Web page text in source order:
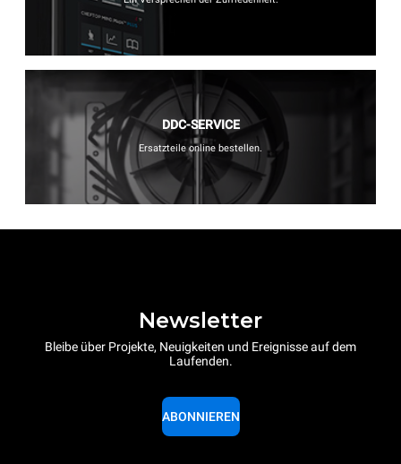
DDC-SERVICE
Ersatzteile online bestellen.
Newsletter
Bleibe über Projekte, Neuigkeiten und Ereignisse auf dem
Laufenden.
ABONNIEREN